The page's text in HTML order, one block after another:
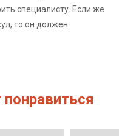
специалисту. Если же
то он должен